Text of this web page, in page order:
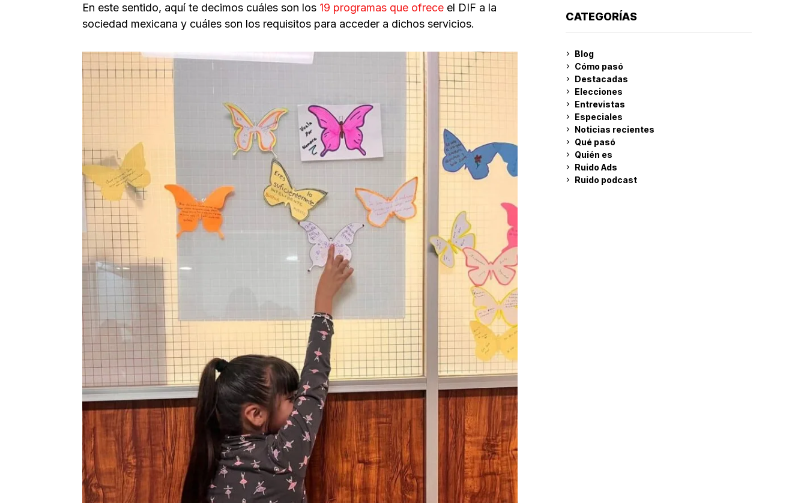
En este sentido, aquí te decimos cuáles son los 19 programas que ofrece el DIF a la
sociedad mexicana y cuáles son los requisitos para acceder a dichos servicios.
CATEGORÍAS
Blog
Cómo pasó
Destacadas
Elecciones
Entrevistas
Especiales
Noticias recientes
Qué pasó
Quién es
Ruido Ads
Ruido podcast